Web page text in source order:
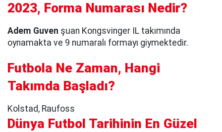
2023, Forma Numarası Nedir?
Adem Guven şuan Kongsvinger IL takımında
oynamakta ve 9 numaralı formayı giymektedir.
Futbola Ne Zaman, Hangi
Takımda Başladı?
Kolstad, Raufoss
Dünya Futbol Tarihinin En Güzel